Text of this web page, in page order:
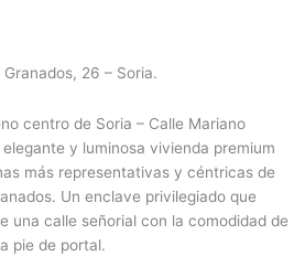
26 – Soria.
centro de Soria – Calle Mariano
y luminosa vivienda premium
más representativas y céntricas de
Un enclave privilegiado que
una calle señorial con la comodidad de
pie de portal.